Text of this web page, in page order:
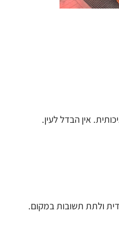
אין הבדל לעין.
ולתת תשובות במקום.